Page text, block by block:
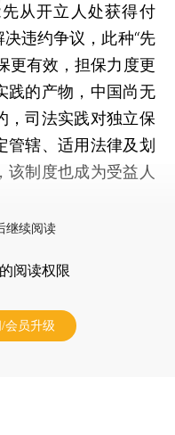
从开立人处获得付
决违约争议，此种“先
更有效，担保力度更
践的产物，中国尚无
，司法实践对独立保
管辖、适用法律及划
该制度也成为受益人
继续阅读
阅读权限
会员升级